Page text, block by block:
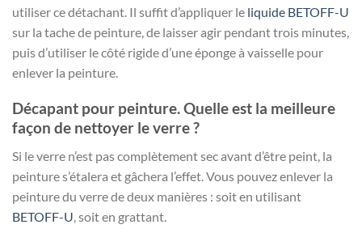
utiliser ce détachant. Il suffit d’appliquer le liquide BETOFF-U
sur la tache de peinture, de laisser agir pendant trois minutes,
puis d’utiliser le côté rigide d’une éponge à vaisselle pour
enlever la peinture.
Décapant pour peinture. Quelle est la meilleure
façon de nettoyer le verre ?
Si le verre n’est pas complètement sec avant d’être peint, la
peinture s’étalera et gâchera l’effet. Vous pouvez enlever la
peinture du verre de deux manières : soit en utilisant
BETOFF-U, soit en grattant.